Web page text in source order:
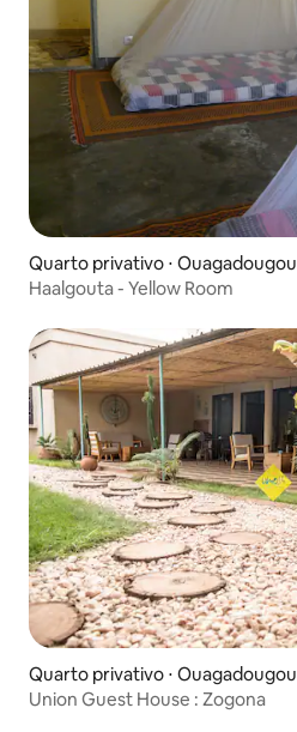
Quarto privativo ⋅ Ouagadougou
Haalgouta - Yellow Room
Quarto privativo ⋅ Ouagadougou
Union Guest House : Zogona